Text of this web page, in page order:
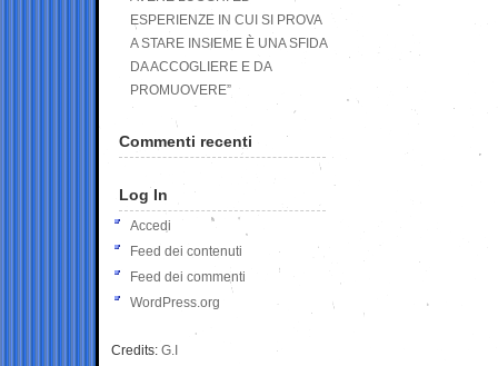
ESPERIENZE IN CUI SI PROVA
A STARE INSIEME È UNA SFIDA
DA ACCOGLIERE E DA
PROMUOVERE”
Commenti recenti
Log In
Accedi
Feed dei contenuti
Feed dei commenti
WordPress.org
Credits: G.I